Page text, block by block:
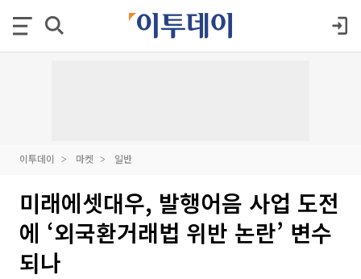
이투데이 마켓 일반
미래에셋대우, 발행어음 사업 도전
에 ‘외국환거래법 위반 논란’ 변수
되나